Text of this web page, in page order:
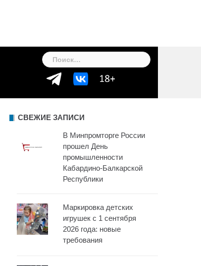
Найти:
СВЕЖИЕ ЗАПИСИ
В Минпромторге России
прошел День
промышленности
Кабардино-Балкарской
Республики
Маркировка детских
игрушек с 1 сентября
2026 года: новые
требования